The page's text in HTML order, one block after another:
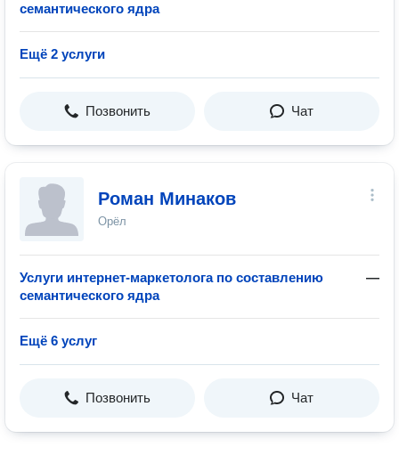
семантического ядра
Ещё 2 услуги
Позвонить Чат
Роман Минаков
Орёл
Услуги интернет-маркетолога по составлению
семантического ядра
—
Ещё 6 услуг
Позвонить Чат